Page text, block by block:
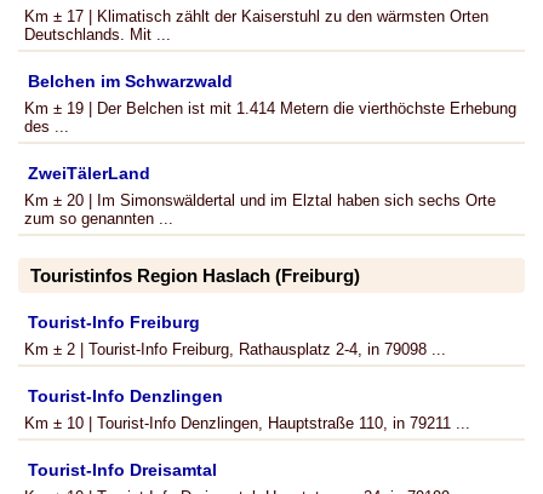
Km ± 17 | Klimatisch zählt der Kaiserstuhl zu den wärmsten Orten
Deutschlands. Mit ...
Belchen im Schwarzwald
Km ± 19 | Der Belchen ist mit 1.414 Metern die vierthöchste Erhebung
des ...
ZweiTälerLand
Km ± 20 | Im Simonswäldertal und im Elztal haben sich sechs Orte
zum so genannten ...
Touristinfos Region Haslach (Freiburg)
Tourist-Info Freiburg
Km ± 2 | Tourist-Info Freiburg, Rathausplatz 2-4, in 79098 ...
Tourist-Info Denzlingen
Km ± 10 | Tourist-Info Denzlingen, Hauptstraße 110, in 79211 ...
Tourist-Info Dreisamtal